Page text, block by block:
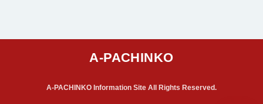
A-PACHINKO Information Site All Rights Reserved.